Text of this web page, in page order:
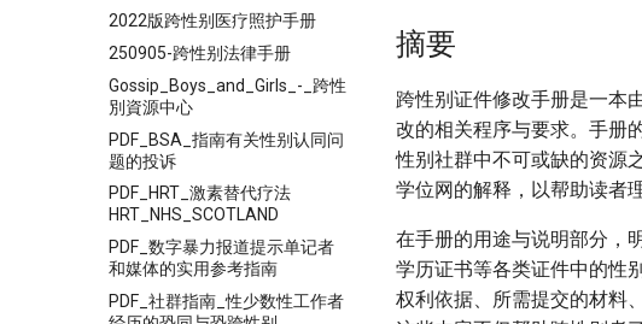
2022版跨性别医疗照护手册
250905-跨性别法律手册
Gossip_Boys_and_Girls_-_跨性
別資源中心
PDF_BSA_指南有关性别认同问
题的投诉
PDF_HRT_激素替代疗法
HRT_NHS_SCOTLAND
PDF_数字暴力报道提示单记者
和媒体的实用参考指南
PDF_社群指南_性少数性工作者
摘要
跨性别证件修改手册是一本
改的相关程序与要求。手册
性别社群中不可或缺的资源
学位网的解释，以帮助读者
在手册的用途与说明部分，
学历证书等各类证件中的性
权利依据、所需提交的材料